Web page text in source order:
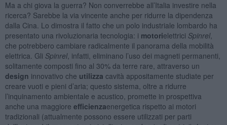
Ma a chi giova la guerra? Non converrebbe all’Italia investire nella
ricerca? Sarebbe la via vincente anche per ridurre la dipendenza
dalla Cina. Lo dimostra il fatto che un polo industriale lombardo ha
presentato una rivoluzionaria tecnologia: i motorielettrici Spinrel,
che potrebbero cambiare radicalmente il panorama della mobilità
elettrica. Gli Spinrel, infatti, eliminano l’uso dei magneti permanenti,
solitamente composti fino al 30% da terre rare, attraverso un
design innovativo che utilizza cavità appositamente studiate per
creare vuoti e pieni d’aria; questo sistema, oltre a ridurre
l’inquinamento ambientale e acustico, promette in prospettiva
anche una maggiore efficienzaenergetica rispetto ai motori
tradizionali (attualmente possono essere utilizzati per parti